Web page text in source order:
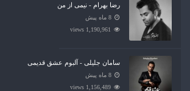
رضا بهرام - نیمی از من
8 ماه پیش
1,190,961 views
سامان جلیلی - آلبوم عشق قدیمی
8 ماه پیش
1,156,489 views